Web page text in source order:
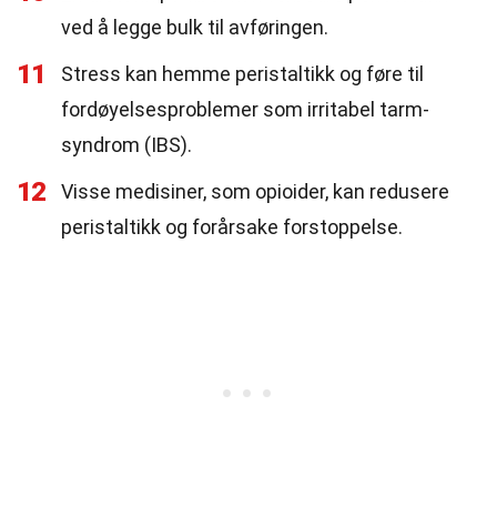
ved å legge bulk til avføringen.
11
Stress kan hemme peristaltikk og føre til
fordøyelsesproblemer som irritabel tarm-
syndrom (IBS).
12
Visse medisiner, som opioider, kan redusere
peristaltikk og forårsake forstoppelse.